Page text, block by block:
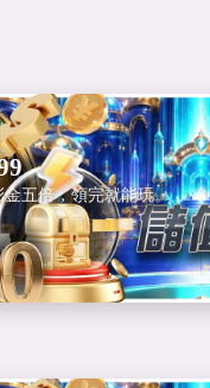
五倍，領完就能玩。